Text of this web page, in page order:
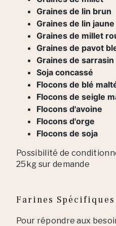
Graines de lin brun
Graines de lin jaune
Graines de millet
Graines de pavot
Graines de sarrasin
Soja concassé
Flocons de blé
Flocons de seigle
Flocons d'avoine
Flocons d'orge
Flocons de soja
Possibilité de
25kg sur demande
Farines Spécifiques
Pour répondre aux